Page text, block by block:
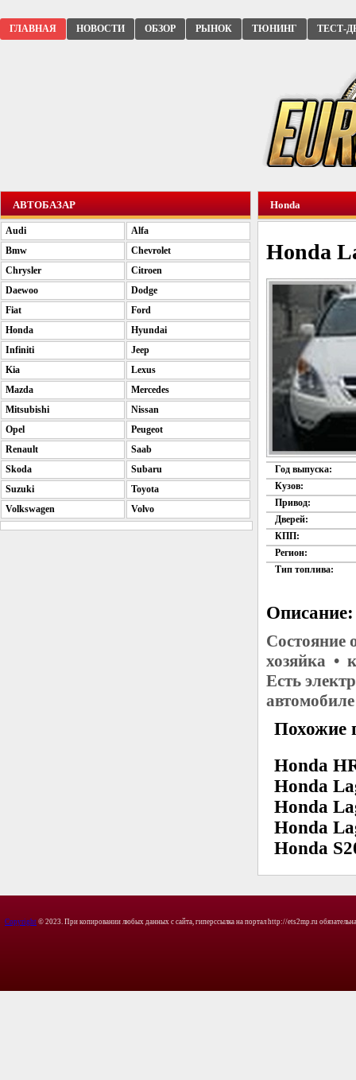
ГЛАВНАЯ НОВОСТИ ОБЗОР РЫНОК ТЮНИНГ ТЕСТ-
Honda
Honda
Год выпуска:
Кузов:
Привод:
Дверей:
КПП:
Регион:
Тип топлива:
Описание:
Состояние
хозяйка •
Есть
Похожие
Honda
Honda
Honda
Honda
Honda
АВТОБАЗАР
Audi
Alfa
Bmw
Chevrolet
Chrysler
Citroen
Daewoo
Dodge
Fiat
Ford
Honda
Hyundai
Infiniti
Jeep
Kia
Lexus
Mazda
Mercedes
Mitsubishi
Nissan
Opel
Peugeot
Renault
Saab
Skoda
Subaru
Suzuki
Toyota
Volkswagen
Volvo
Copyright © 2023. При копировании любых данных с сайта, гиперссылка на портал http://ets2mp.ru